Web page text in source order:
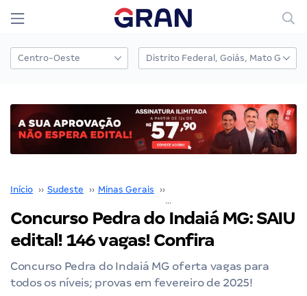
Início ›› Sudeste ›› Minas Gerais ››
Concurso Pedra do Indaiá MG: SAIU
edital! 146 vagas! Confira
Concurso Pedra do Indaiá MG oferta vagas para
todos os níveis; provas em fevereiro de 2025!